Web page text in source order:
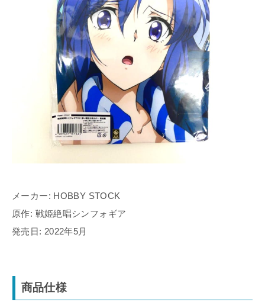
メーカー: HOBBY STOCK
原作: 戦姫絶唱シンフォギア
発売日: 2022年5月
商品仕様